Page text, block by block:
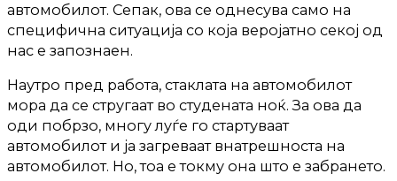
автомобилот. Сепак, ова се однесува само на
специфична ситуација со која веројатно секој од
нас е запознаен.
Наутро пред работа, стаклата на автомобилот
мора да се стругаат во студената ноќ. За ова да
оди побрзо, многу луѓе го стартуваат
автомобилот и ја загреваат внатрешноста на
автомобилот. Но, тоа е токму она што е забрането.